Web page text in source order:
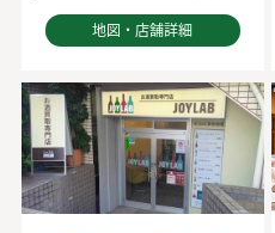
地図・店舗詳細